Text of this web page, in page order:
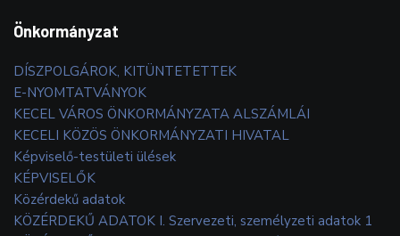
Önkormányzat
DÍSZPOLGÁROK, KITÜNTETETTEK
E-NYOMTATVÁNYOK
KECEL VÁROS ÖNKORMÁNYZATA ALSZÁMLÁI
KECELI KÖZÖS ÖNKORMÁNYZATI HIVATAL
Képviselő-testületi ülések
KÉPVISELŐK
Közérdekű adatok
KÖZÉRDEKŰ ADATOK I. Szervezeti, személyzeti adatok 1